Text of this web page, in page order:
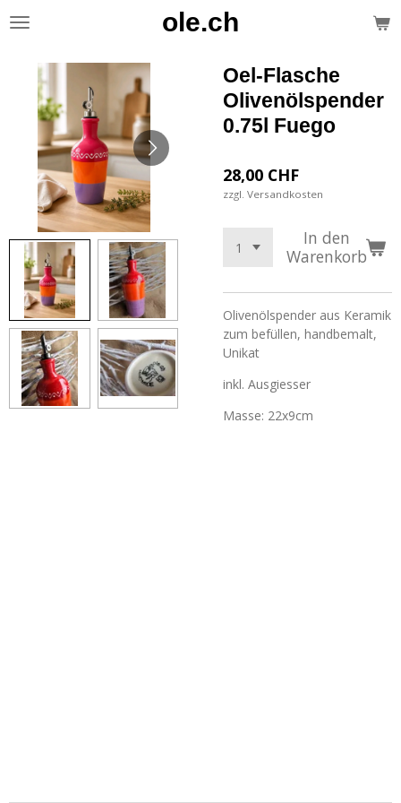
Zum
ole.ch
Oel-Flasche
Olivenölspender
0.75l Fuego
28,00 CHF
zzgl. Versandkosten
In den
Warenkorb
Olivenölspender aus Keramik
zum befüllen, handbemalt,
Unikat
inkl. Ausgiesser
Masse: 22x9cm